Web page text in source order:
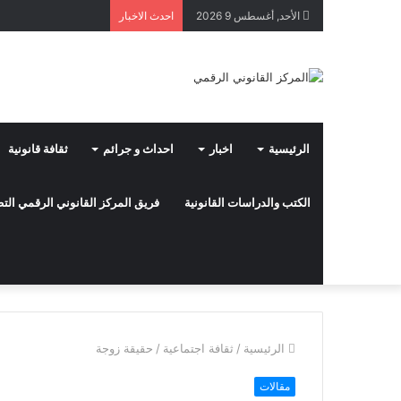
الأحد, أغسطس 9 2026 احدث الاخبار
الرئيسية اخبار احداث و جرائم ثقافة قانونية
الكتب والدراسات القانونية فريق المركز القانوني الرقمي
الرئيسية / ثقافة اجتماعية / حقيقة زوجة
مقالات